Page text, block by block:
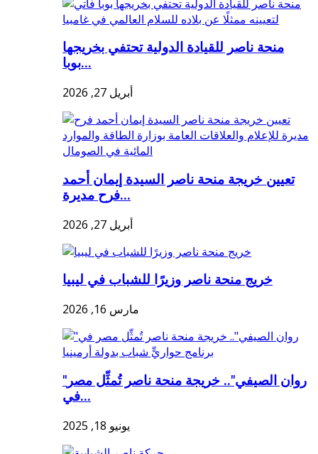
منحة ناصر للقيادة الدولية تحتفي بخريجها
بوبا...
أبريل 27, 2026
تعيين خريجة منحة ناصر السيدة إيمان أحمد
فرح مديرة...
أبريل 27, 2026
خريج منحة ناصر وزيرًا للشباب في ليبيا
مارس 16, 2026
"روان الصيفي".. خريجة منحة ناصر تُمثِّل مصر
في...
يونيو 18, 2025